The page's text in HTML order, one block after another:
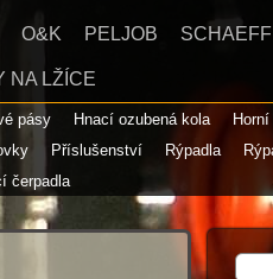
O&K PELJOB SCHAEFF
NA LŽÍCE
pásy Hnací ozubená kola
Příslušenství Rýpadla
čerpadla